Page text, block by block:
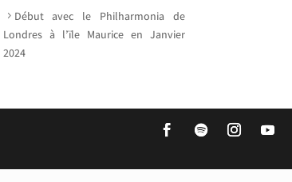
Début avec le Philharmonia de
Londres à l’ïle Maurice en Janvier
2024